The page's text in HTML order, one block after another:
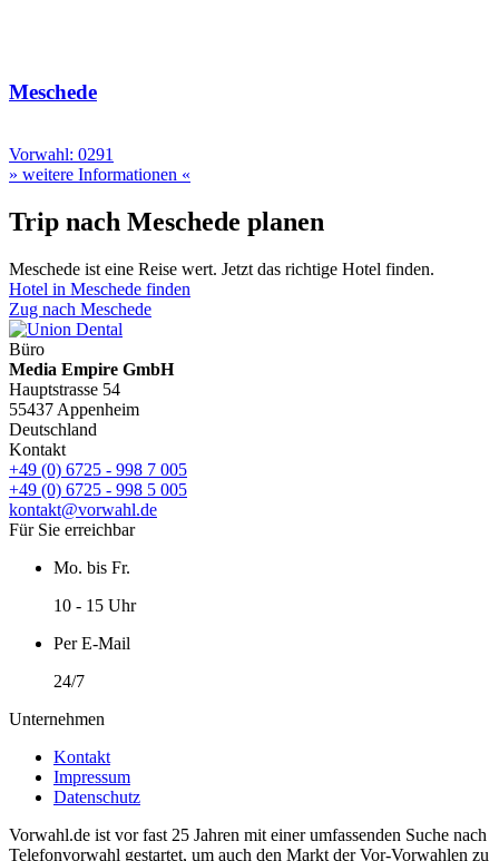
Meschede
Vorwahl: 0291
» weitere Informationen «
Trip nach Meschede planen
Meschede ist eine Reise wert. Jetzt das richtige Hotel finden.
Hotel in Meschede finden
Zug nach Meschede
Büro
Media Empire GmbH
Hauptstrasse 54
55437 Appenheim
Deutschland
Kontakt
+49 (0) 6725 - 998 7 005
+49 (0) 6725 - 998 5 005
kontakt@vorwahl.de
Für Sie erreichbar
Mo. bis Fr.
10 - 15 Uhr
Per E-Mail
24/7
Unternehmen
Kontakt
Impressum
Datenschutz
Vorwahl.de ist vor fast 25 Jahren mit einer umfassenden Suche nach
Telefonvorwahl gestartet, um auch den Markt der Vor-Vorwahlen zu